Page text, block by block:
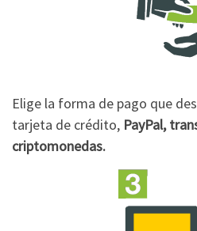
Elige la forma de pago que
tarjeta de crédito, PayPal,
criptomonedas.